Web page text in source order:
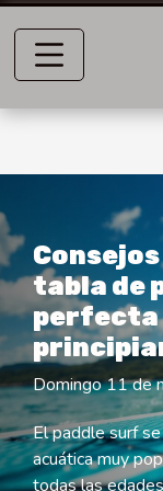
tabla de
perfecta
Domingo 11 de
El paddle surf
acuática muy
todas las